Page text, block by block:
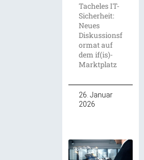
Tacheles IT-
Sicherheit:
Neues
Diskussionsf
ormat auf
dem if(is)-
Marktplatz
26. Januar
2026